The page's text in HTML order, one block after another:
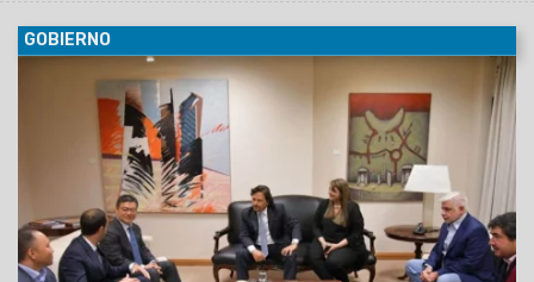
GOBIERNO
En los próximos días, adquirirá el proyecto
Pozuelos-Pastos Grandes a la firma Lítica Resources. La
operación comercial se cerró en 926 millones de dólares.